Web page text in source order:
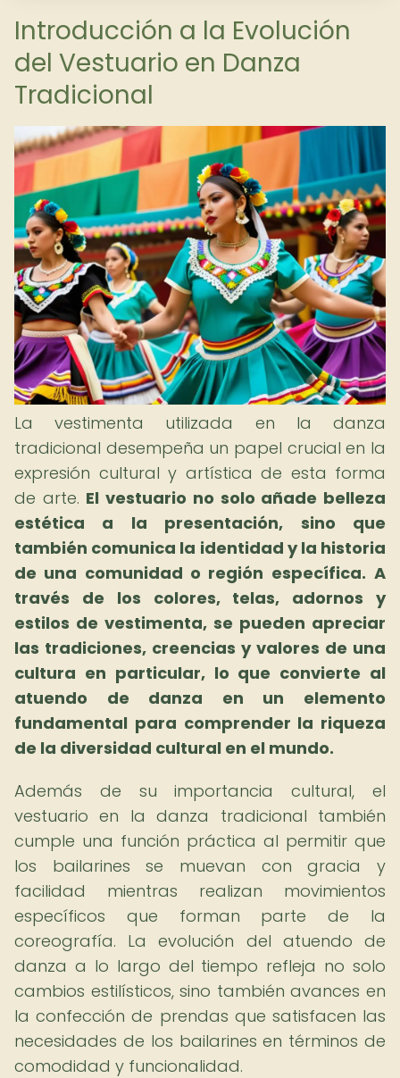
Introducción a la Evolución
del Vestuario en Danza
Tradicional
La vestimenta utilizada en la danza
tradicional desempeña un papel crucial en la
expresión cultural y artística de esta forma
de arte. El vestuario no solo añade belleza
estética a la presentación, sino que
también comunica la identidad y la historia
de una comunidad o región específica. A
través de los colores, telas, adornos y
estilos de vestimenta, se pueden apreciar
las tradiciones, creencias y valores de una
cultura en particular, lo que convierte al
atuendo de danza en un elemento
fundamental para comprender la riqueza
de la diversidad cultural en el mundo.
Además de su importancia cultural, el
vestuario en la danza tradicional también
cumple una función práctica al permitir que
los bailarines se muevan con gracia y
facilidad mientras realizan movimientos
específicos que forman parte de la
coreografía. La evolución del atuendo de
danza a lo largo del tiempo refleja no solo
cambios estilísticos, sino también avances en
la confección de prendas que satisfacen las
necesidades de los bailarines en términos de
comodidad y funcionalidad.